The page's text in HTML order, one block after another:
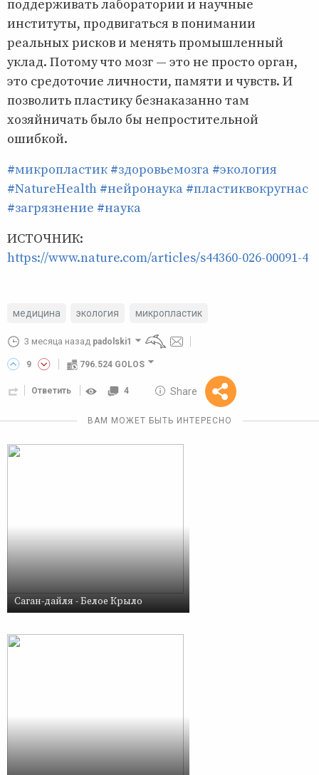
поддерживать лаборатории и научные
институты, продвигаться в понимании
реальных рисков и менять промышленный
уклад. Потому что мозг — это не просто орган,
это средоточие личности, памяти и чувств. И
позволить пластику безнаказанно там
хозяйничать было бы непростительной
ошибкой.
#микропластик #здоровьемозга #экология
#NatureHealth #нейронаука #пластиквокругнас
#загрязнение #наука
ИСТОЧНИК:
https://www.nature.com/articles/s44360-026-00091-4
медицина экология микропластик
3 месяца назад padolski1
9 796.524 GOLOS
Ответить 4 Share
Reward
10 GOLOS
ВАМ МОЖЕТ БЫТЬ ИНТЕРЕСНО
Саган-дайля - Белое Крыло